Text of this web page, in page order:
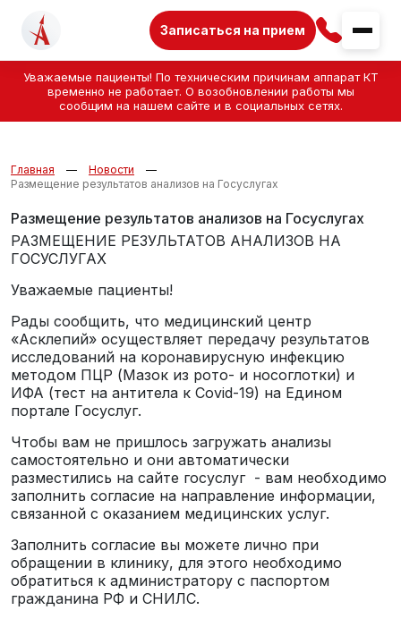
Уважаемые пациенты! По техническим причинам аппарат КТ
временно не работает. О возобновлении работы мы
сообщим на нашем сайте и в социальных сетях.
Записаться на прием
Главная
Новости
Размещение результатов анализов на Госуслугах
Размещение результатов анализов на Госуслугах
РАЗМЕЩЕНИЕ РЕЗУЛЬТАТОВ АНАЛИЗОВ НА
ГОСУСЛУГАХ
Уважаемые пациенты!
Рады сообщить, что медицинский центр
«Асклепий» осуществляет передачу результатов
исследований на коронавирусную инфекцию
методом ПЦР (Мазок из рото- и носоглотки) и
ИФА (тест на антитела к Covid-19) на Едином
портале Госуслуг.
Чтобы вам не пришлось загружать анализы
самостоятельно и они автоматически
разместились на сайте госуслуг - вам необходимо
заполнить согласие на направление информации,
связанной с оказанием медицинских услуг.
Заполнить согласие вы можете лично при
обращении в клинику, для этого необходимо
обратиться к администратору с паспортом
гражданина РФ и СНИЛС.